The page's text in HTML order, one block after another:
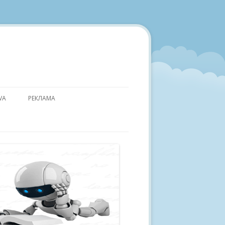
РЕКЛАМА